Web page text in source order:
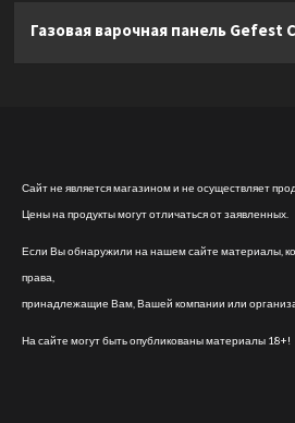
Газовая варочная панель Gefest
Сайт не является магазином и не осуществляет
Цены на продукты могут отличаться от заявленных.
Если Вы обнаружили на нашем сайте материалы,
права,
принадлежащие Вам, Вашей компании или
На сайте могут быть опубликованы материалы 18+!